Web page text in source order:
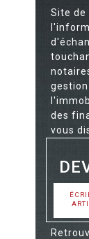
Site de
des
vous